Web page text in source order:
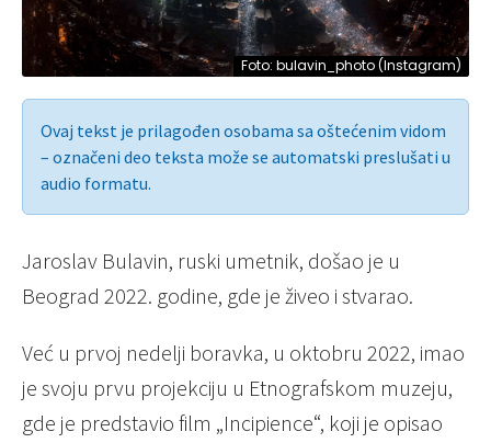
Foto: bulavin_photo (Instagram)
Ovaj tekst je prilagođen osobama sa oštećenim vidom
– označeni deo teksta može se automatski preslušati u
audio formatu.
Jaroslav Bulavin, ruski umetnik, došao je u
Beograd 2022. godine, gde je živeo i stvarao.
Već u prvoj nedelji boravka, u oktobru 2022, imao
je svoju prvu projekciju u Etnografskom muzeju,
gde je predstavio film „Incipience“, koji je opisao